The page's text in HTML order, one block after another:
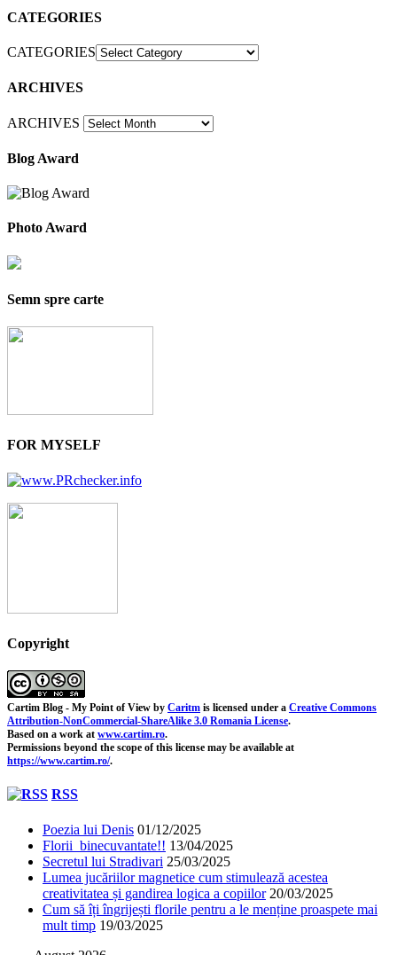
CATEGORIES
CATEGORIES
ARCHIVES
ARCHIVES
Blog Award
Photo Award
Semn spre carte
FOR MYSELF
Copyright
Cartim Blog - My Point of View by Caritm is licensed under a Creative Commons
Attribution-NonCommercial-ShareAlike 3.0 Romania License.
Based on a work at www.cartim.ro.
Permissions beyond the scope of this license may be available at
https://www.cartim.ro/.
RSS
Poezia lui Denis 01/12/2025
Florii binecuvantate!! 13/04/2025
Secretul lui Stradivari 25/03/2025
Lumea jucăriilor magnetice cum stimulează acestea
creativitatea și gandirea logica a copiilor 20/03/2025
Cum să îți îngrijești florile pentru a le menține proaspete mai
mult timp 19/03/2025